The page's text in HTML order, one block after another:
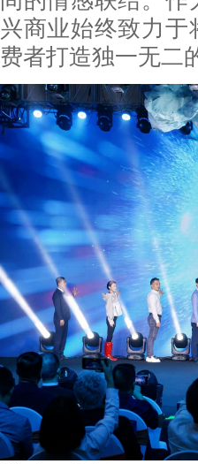
兴商业始终致力于
费者打造独一无二